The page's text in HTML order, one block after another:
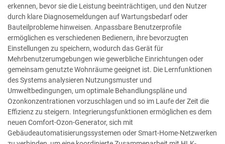
erkennen, bevor sie die Leistung beeinträchtigen, und den Nutzer
durch klare Diagnosemeldungen auf Wartungsbedarf oder
Bauteilprobleme hinweisen. Anpassbare Benutzerprofile
ermöglichen es verschiedenen Bedienern, ihre bevorzugten
Einstellungen zu speichern, wodurch das Gerät für
Mehrbenutzerumgebungen wie gewerbliche Einrichtungen oder
gemeinsam genutzte Wohnräume geeignet ist. Die Lernfunktionen
des Systems analysieren Nutzungsmuster und
Umweltbedingungen, um optimale Behandlungspläne und
Ozonkonzentrationen vorzuschlagen und so im Laufe der Zeit die
Effizienz zu steigern. Integrierungsfunktionen ermöglichen es dem
neuen Comfort-Ozon-Generator, sich mit
Gebäudeautomatisierungssystemen oder Smart-Home-Netzwerken